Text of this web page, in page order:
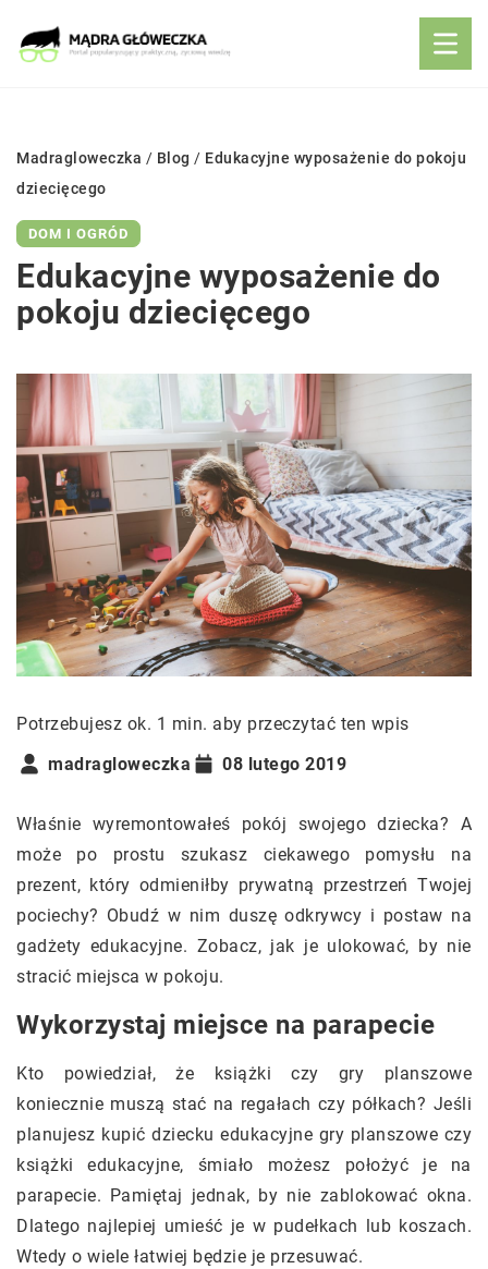
Madragloweczka / Blog / Edukacyjne wyposażenie do pokoju
dziecięcego
DOM I OGRÓD
Edukacyjne wyposażenie do
pokoju dziecięcego
Potrzebujesz ok. 1 min. aby przeczytać ten wpis
madragloweczka
08 lutego 2019
Właśnie wyremontowałeś pokój swojego dziecka? A
może po prostu szukasz ciekawego pomysłu na
prezent, który odmieniłby prywatną przestrzeń Twojej
pociechy? Obudź w nim duszę odkrywcy i postaw na
gadżety edukacyjne. Zobacz, jak je ulokować, by nie
stracić miejsca w pokoju.
Wykorzystaj miejsce na parapecie
Kto powiedział, że książki czy gry planszowe
koniecznie muszą stać na regałach czy półkach? Jeśli
planujesz kupić dziecku edukacyjne gry planszowe czy
książki edukacyjne, śmiało możesz położyć je na
parapecie. Pamiętaj jednak, by nie zablokować okna.
Dlatego najlepiej umieść je w pudełkach lub koszach.
Wtedy o wiele łatwiej będzie je przesuwać.